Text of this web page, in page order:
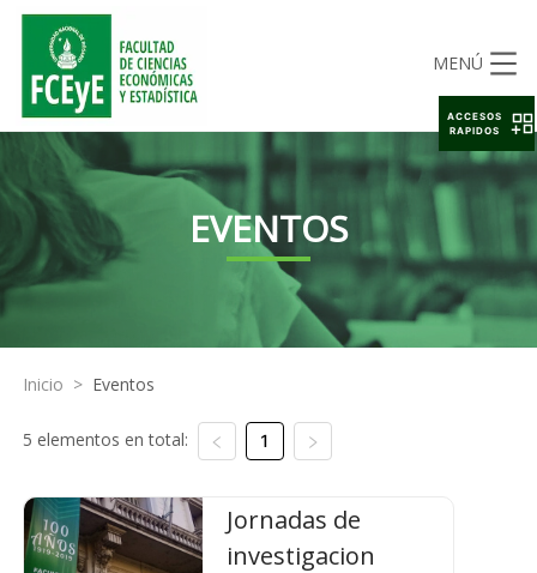
MENÚ
EVENTOS
Inicio > Eventos
5 elementos en total: 1
Jornadas de
investigacion
ACCESOS
RAPIDOS